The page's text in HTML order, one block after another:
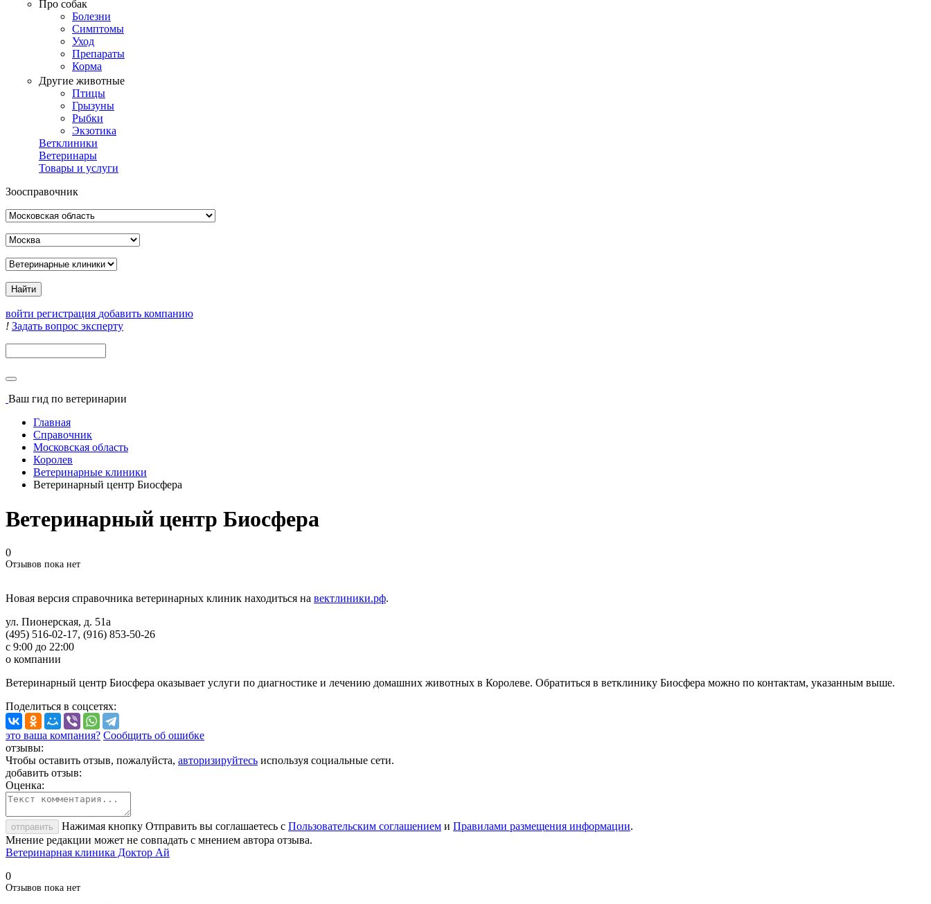
Про собак
Болезни
Симптомы
Уход
Препараты
Корма
Другие животные
Птицы
Грызуны
Рыбки
Экзотика
Ветклиники
Ветеринары
Товары и услуги
Зоосправочник
войти регистрация добавить компанию
! Задать вопрос эксперту
Ваш гид по ветеринарии
Главная
Справочник
Московская область
Королев
Ветеринарные клиники
Ветеринарный центр Биосфера
Ветеринарный центр Биосфера
0
Отзывов пока нет
Новая версия справочника ветеринарных клиник находиться на вектлиники.рф.
ул. Пионерская, д. 51а
(495) 516-02-17, (916) 853-50-26
с 9:00 до 22:00
о компании
Ветеринарный центр Биосфера оказывает услуги по диагностике и лечению домашних животных в Королеве. Обратиться в ветклинику Биосфера можно по контактам, указанным выше.
Поделиться в соцсетях:
это ваша компания? Сообщить об ошибке
отзывы:
Чтобы оставить отзыв, пожалуйста, авторизируйтесь используя социальные сети.
добавить отзыв:
Оценка:
отправить Нажимая кнопку Отправить вы соглашаетесь с Пользовательским соглашением и Правилами размещения информации.
Мнение редакции может не совпадать с мнением автора отзыва.
Ветеринарная клиника Доктор Ай
0
Отзывов пока нет